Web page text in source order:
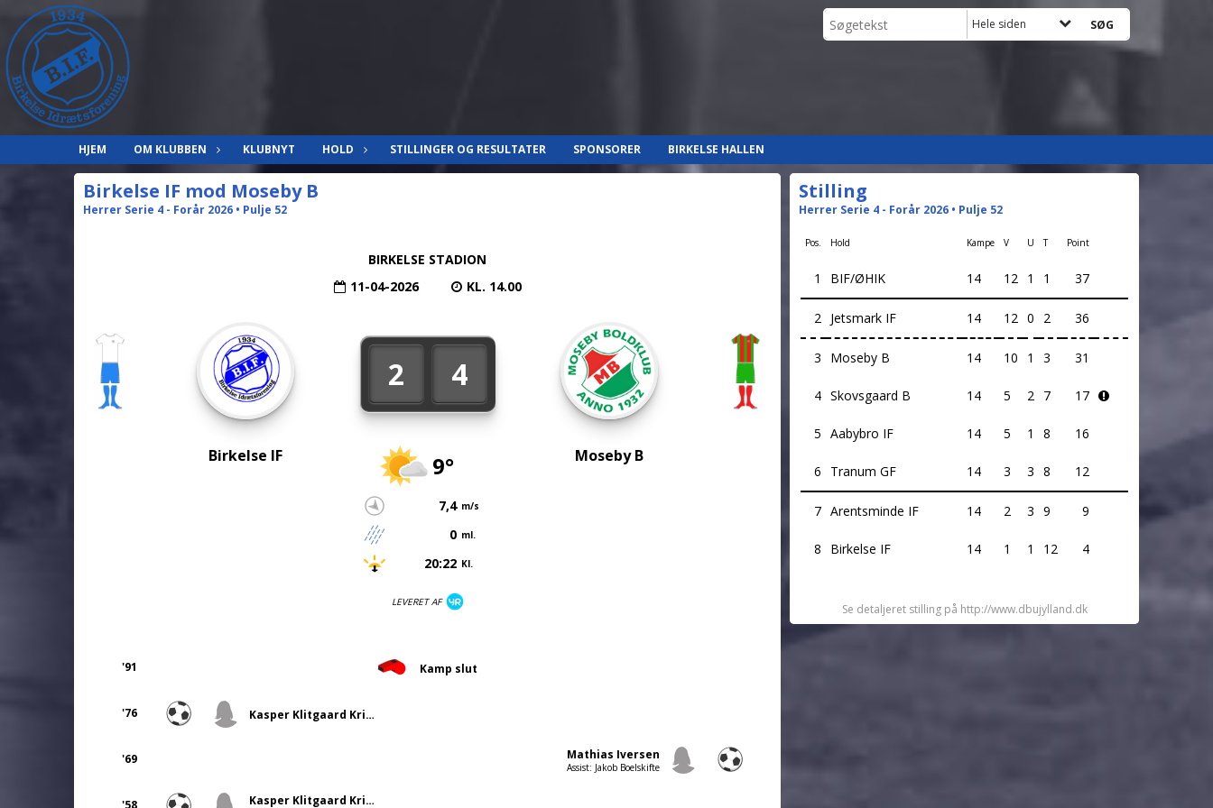
Hele siden
HJEM OM KLUBBEN KLUBNYT HOLD STILLINGER OG RESULTATER SPONSORER BIRKELSE HALLEN
Birkelse IF mod Moseby B
Herrer Serie 4 - Forår 2026 • Pulje 52
BIRKELSE STADION
11-04-2026
KL. 14.00
Birkelse IF
2 4
9°
7,4 m/s
0 ml.
20:22 Kl.
LEVERET AF
Moseby B
'91 Kamp slut
'76 Kasper Klitgaard Kristensen
'69 Mathias Iversen
Assist: Jakob Boelskifte
'58 Kasper Klitgaard Kristensen
Stilling
Herrer Serie 4 - Forår 2026 • Pulje 52
Pos. Hold Kampe V U T Point
1 BIF/ØHIK 14 12 1 1 37
2 Jetsmark IF 14 12 0 2 36
3 Moseby B 14 10 1 3 31
4 Skovsgaard B 14 5 2 7 17
5 Aabybro IF 14 5 1 8 16
6 Tranum GF 14 3 3 8 12
7 Arentsminde IF 14 2 3 9 9
8 Birkelse IF 14 1 1 12 4
Se detaljeret stilling på http://www.dbujylland.dk